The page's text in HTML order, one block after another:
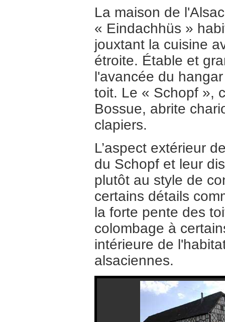
La maison de
« Eindachhüs »
jouxtant la cuisine
étroite. Étable et
l'avancée du
toit. Le « Schopf »,
Bossue, abrite
clapiers.
L’aspect extérieur
du Schopf et leur
plutôt au style de
certains détails
la forte pente des
colombage à
intérieure de
alsaciennes.